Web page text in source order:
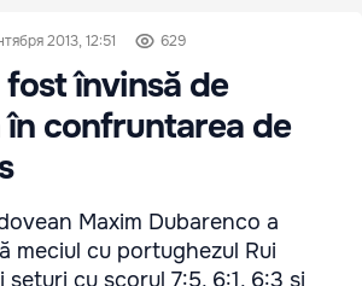
2013, 12:51 629
învinsă de
confruntarea de
Maxim Dubarenco a
meciul cu portughezul Rui
cu scorul 7:5, 6:1, 6:3 şi